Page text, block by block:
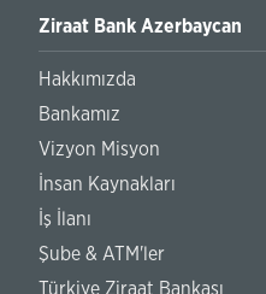
Ziraat Bank Azerbaycan
Hakkımızda
Bankamız
Vizyon Misyon
İnsan Kaynakları
İş İlanı
Şube & ATM'ler
Türkiye Ziraat Bankası